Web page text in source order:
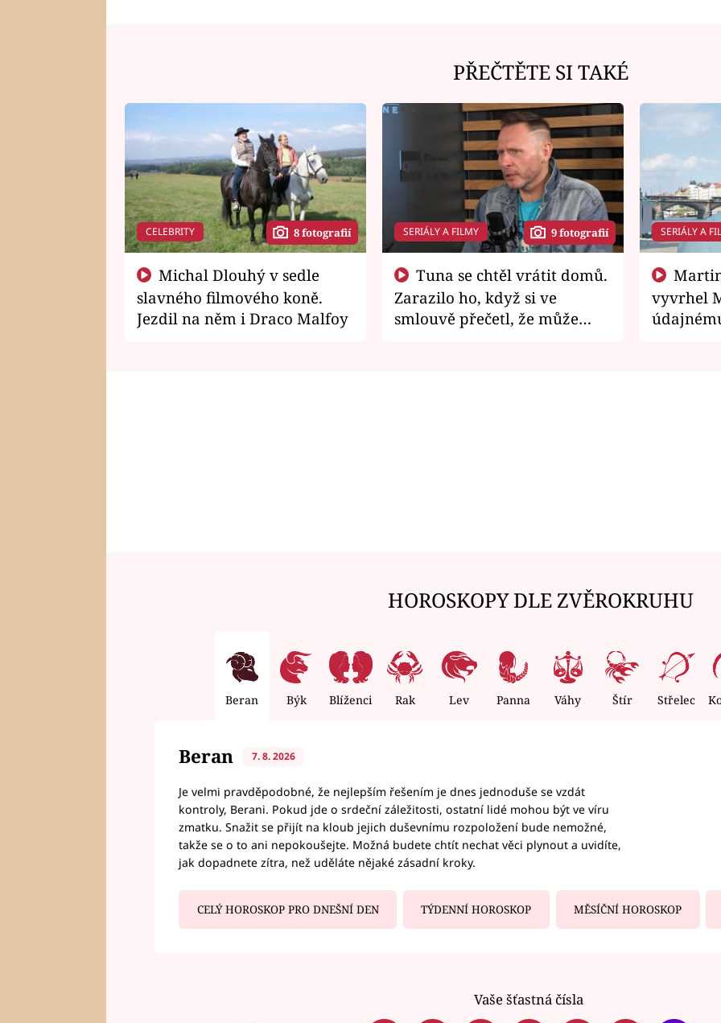
PŘEČTĚTE SI TAKÉ
CELEBRITY 8 fotografií
slavného filmového koně.
Jezdil na něm i Draco Malfoy
SERIÁLY A FILMY 9 fotografií
Zarazilo ho, když si ve
smlouvě přečetl, že může
SERIÁLY A
vyvrhel
HOROSKOPY DLE ZVĚROKRUHU
Beran Býk Blíženci Rak Lev Panna Váhy Štír Střelec
Beran 7. 8. 2026
Je velmi pravděpodobné, že nejlepším řešením je dnes jednoduše se vzdát
kontroly, Berani. Pokud jde o srdeční záležitosti, ostatní lidé mohou být ve víru
zmatku. Snažit se přijít na kloub jejich duševnímu rozpoložení bude nemožné,
takže se o to ani nepokoušejte. Možná budete chtít nechat věci plynout a uvidíte,
jak dopadnete zítra, než uděláte nějaké zásadní kroky.
CELÝ HOROSKOP PRO DNEŠNÍ DEN TÝDENNÍ HOROSKOP MĚSÍČNÍ HOROSKOP
Vaše šťastná čísla